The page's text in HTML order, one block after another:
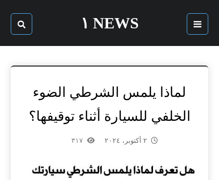
NEWS ١
لماذا يلمس الشرطي الضوء
الخلفي للسيارة أثناء توقيفها؟
٢ أكتوبر، ٢٠٢٤ ٣١٧